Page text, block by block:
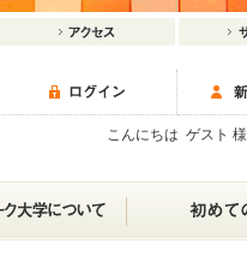
こんにちは ゲスト 様